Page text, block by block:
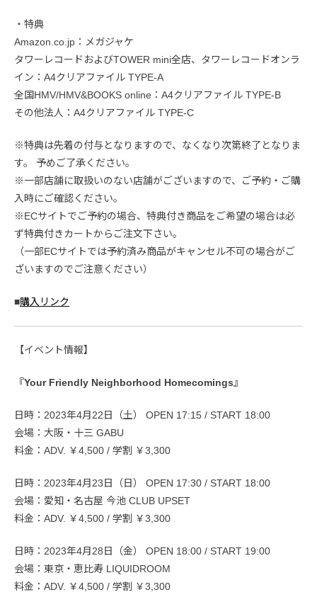
・特典
Amazon.co.jp：メガジャケ
タワーレコードおよびTOWER mini全店、タワーレコードオンラ
イン：A4クリアファイル TYPE-A
全国HMV/HMV&BOOKS online：A4クリアファイル TYPE-B
その他法人：A4クリアファイル TYPE-C
※特典は先着の付与となりますので、なくなり次第終了となりま
す。 予めご了承ください。
※一部店舗に取扱いのない店舗がございますので、ご予約・ご購
入時にご確認ください。
※ECサイトでご予約の場合、特典付き商品をご希望の場合は必
ず特典付きカートからご注文下さい。
（一部ECサイトでは予約済み商品がキャンセル不可の場合がご
ざいますのでご注意ください）
■購入リンク
【イベント情報】
『Your Friendly Neighborhood Homecomings』
日時：2023年4月22日（土） OPEN 17:15 / START 18:00
会場：大阪・十三 GABU
料金：ADV. ￥4,500 / 学割 ￥3,300
日時：2023年4月23日（日） OPEN 17:30 / START 18:00
会場：愛知・名古屋 今池 CLUB UPSET
料金：ADV. ￥4,500 / 学割 ￥3,300
日時：2023年4月28日（金） OPEN 18:00 / START 19:00
会場：東京・恵比寿 LIQUIDROOM
料金：ADV. ￥4,500 / 学割 ￥3,300